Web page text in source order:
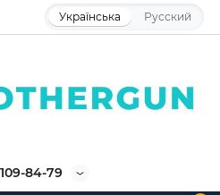
Українська Русский
84-79